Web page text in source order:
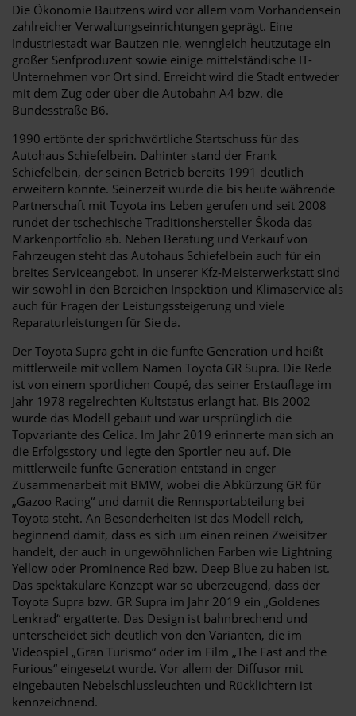
Die Ökonomie Bautzens wird vor allem vom Vorhandensein
zahlreicher Verwaltungseinrichtungen geprägt. Eine
Industriestadt war Bautzen nie, wenngleich heutzutage ein
großer Senfproduzent sowie einige mittelständische IT-
Unternehmen vor Ort sind. Erreicht wird die Stadt entweder
mit dem Zug oder über die Autobahn A4 bzw. die
Bundesstraße B6.
1990 ertönte der sprichwörtliche Startschuss für das
Autohaus Schiefelbein. Dahinter stand der Frank
Schiefelbein, der seinen Betrieb bereits 1991 deutlich
erweitern konnte. Seinerzeit wurde die bis heute währende
Partnerschaft mit Toyota ins Leben gerufen und seit 2008
rundet der tschechische Traditionshersteller Škoda das
Markenportfolio ab. Neben Beratung und Verkauf von
Fahrzeugen steht das Autohaus Schiefelbein auch für ein
breites Serviceangebot. In unserer Kfz-Meisterwerkstatt sind
wir sowohl in den Bereichen Inspektion und Klimaservice als
auch für Fragen der Leistungssteigerung und viele
Reparaturleistungen für Sie da.
Der Toyota Supra geht in die fünfte Generation und heißt
mittlerweile mit vollem Namen Toyota GR Supra. Die Rede
ist von einem sportlichen Coupé, das seiner Erstauflage im
Jahr 1978 regelrechten Kultstatus erlangt hat. Bis 2002
wurde das Modell gebaut und war ursprünglich die
Topvariante des Celica. Im Jahr 2019 erinnerte man sich an
die Erfolgsstory und legte den Sportler neu auf. Die
mittlerweile fünfte Generation entstand in enger
Zusammenarbeit mit BMW, wobei die Abkürzung GR für
„Gazoo Racing“ und damit die Rennsportabteilung bei
Toyota steht. An Besonderheiten ist das Modell reich,
beginnend damit, dass es sich um einen reinen Zweisitzer
handelt, der auch in ungewöhnlichen Farben wie Lightning
Yellow oder Prominence Red bzw. Deep Blue zu haben ist.
Das spektakuläre Konzept war so überzeugend, dass der
Toyota Supra bzw. GR Supra im Jahr 2019 ein „Goldenes
Lenkrad“ ergatterte. Das Design ist bahnbrechend und
unterscheidet sich deutlich von den Varianten, die im
Videospiel „Gran Turismo“ oder im Film „The Fast and the
Furious“ eingesetzt wurde. Vor allem der Diffusor mit
eingebauten Nebelschlussleuchten und Rücklichtern ist
kennzeichnend.